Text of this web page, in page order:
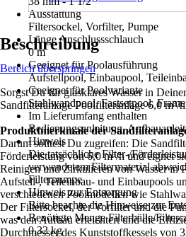
Ausstattung
Filtersockel, Vorfilter, Pumpe
Länge Anschlussschlauch
0 m
Geeignet für Poolausführung
Aufstellpool, Einbaupool,
Geeignet für Poolvariante
Stahlwandpool, Fastsetpool,
Im Lieferumfang enthalten
Bedienungsanleitung,
Hinweis
Die tatsächliche Filter-/
verwendetem Filtermaterial
Filterpumpe
Hinweis zur Entsorgung
Bitte beachte die Hinweise zur
Benötigte Menge Filterbälle/
0,32 kg
Beschreibung
Bereich überspringen
Sorgst Du für glasklares Wasser in
Sandfilteranlage Poolfilteranlage 6,0
Produktmerkmale der
Darum solltest Du zugreifen: Die
Förderleistung von 6,0 m³/h und eignet
Reinigen und Zirkulieren von Wasser in
Aufstell-, Teileinbau- und Einbaupools
verschiedenen Poolmodellen wie
Der Filtersockel, der Vorfilter und die
was den Aufbau erleichtert und die
Durchmesser des Kunststoffkessels von